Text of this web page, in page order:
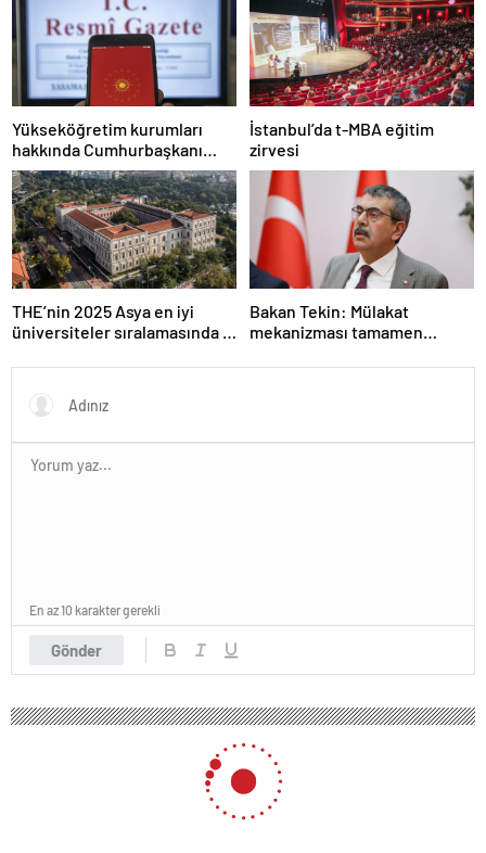
Yükseköğretim kurumları
hakkında Cumhurbaşkanı
kararı Resmi Gazete’de
İstanbul’da t-MBA eğitim
zirvesi
THE’nin 2025 Asya en iyi
üniversiteler sıralamasında 4
girdi
Bakan Tekin: Mülakat
mekanizması tamamen
Gönder
En az 10 karakter gerekli